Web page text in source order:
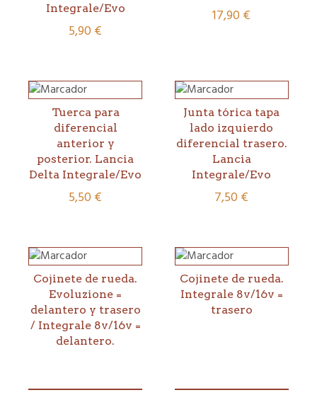
Integrale/Evo
5,90€
17,90€
Tuerca para
diferencial
anterior y
posterior. Lancia
Delta Integrale/Evo
5,50€
Junta tórica tapa
lado izquierdo
diferencial trasero.
Lancia
Integrale/Evo
7,50€
Cojinete de rueda.
Evoluzione =
delantero y trasero
/ Integrale 8v/16v =
delantero.
Cojinete de rueda.
Integrale 8v/16v =
trasero